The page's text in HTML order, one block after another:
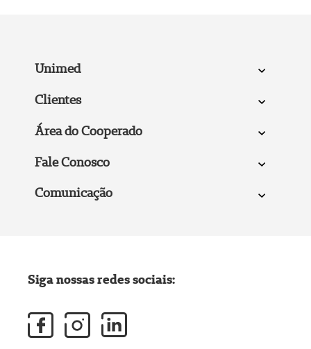
Unimed
Clientes
Área do Cooperado
Fale Conosco
Comunicação
Siga nossas redes sociais: